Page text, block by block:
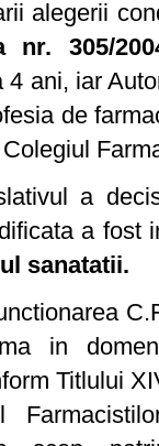
alegerii
nr. 305/
ani, iar
de
a
a
sanatatii.
in
Titlului